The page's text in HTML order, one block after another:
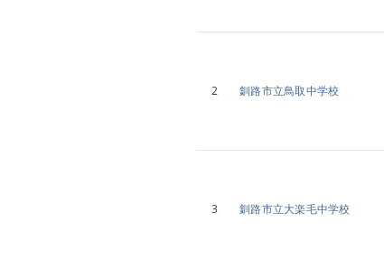
2 釧路市立鳥取中学校
3 釧路市立大楽毛中学校